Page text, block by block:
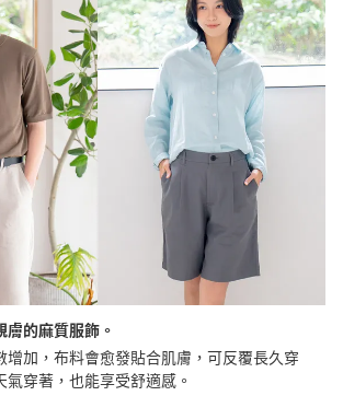
的麻質服飾。
增加，布料會愈發貼合肌膚，可反覆長久穿
穿著，也能享受舒適感。